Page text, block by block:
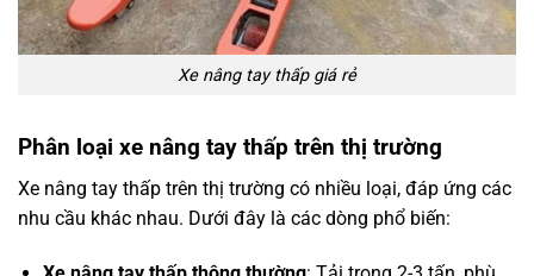
Xe nâng tay thấp giá rẻ
Phân loại xe nâng tay thấp trên thị trường
Xe nâng tay thấp trên thị trường có nhiều loại, đáp ứng các
nhu cầu khác nhau. Dưới đây là các dòng phổ biến: